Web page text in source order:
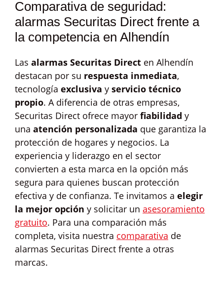
Comparativa de seguridad:
alarmas Securitas Direct frente a
la competencia en Alhendín
Las alarmas Securitas Direct en Alhendín
destacan por su respuesta inmediata,
tecnología exclusiva y servicio técnico
propio. A diferencia de otras empresas,
Securitas Direct ofrece mayor fiabilidad y
una atención personalizada que garantiza la
protección de hogares y negocios. La
experiencia y liderazgo en el sector
convierten a esta marca en la opción más
segura para quienes buscan protección
efectiva y de confianza. Te invitamos a elegir
la mejor opción y solicitar un asesoramiento
gratuito. Para una comparación más
completa, visita nuestra comparativa de
alarmas Securitas Direct frente a otras
marcas.